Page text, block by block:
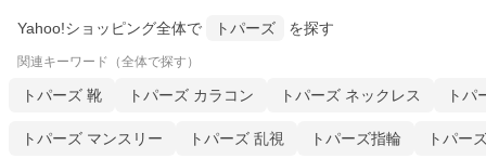
Yahoo!ショッピング全体で トパーズ を探す
関連キーワード（全体で探す）
トパーズ 靴 トパーズ カラコン トパーズ ネックレス トパ
トパーズ マンスリー トパーズ 乱視 トパーズ指輪 トパー